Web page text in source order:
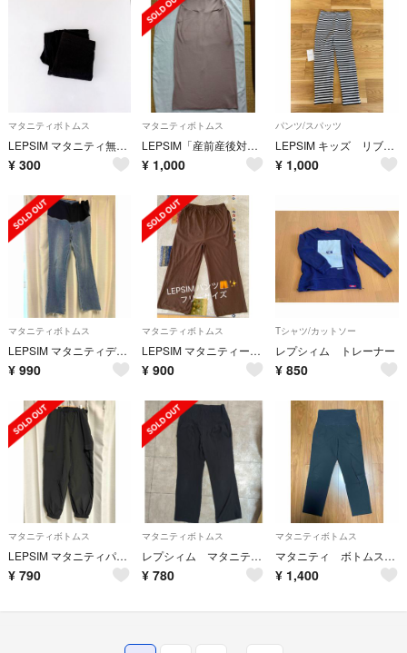
マタニティボトムス
LEPSIM マタニティ無地スリムパンツ
¥ 300
マタニティボトムス
LEPSIM「産前産後対応」リブナロースカート
¥ 1,000
パンツ/スパッツ
LEPSIM キッズ リブレギンス 値下げ！
¥ 1,000
マタニティボトムス
LEPSIM マタニティデニム
¥ 990
マタニティボトムス
LEPSIM マタニティー ボトムス
¥ 900
Tシャツ/カットソー
レプシィム トレーナー
¥ 850
マタニティボトムス
LEPSIM マタニティパンツ
¥ 790
マタニティボトムス
レプシィム マタニティスラックス
¥ 780
マタニティボトムス
マタニティ ボトムス ズボン レプシィム
¥ 1,400